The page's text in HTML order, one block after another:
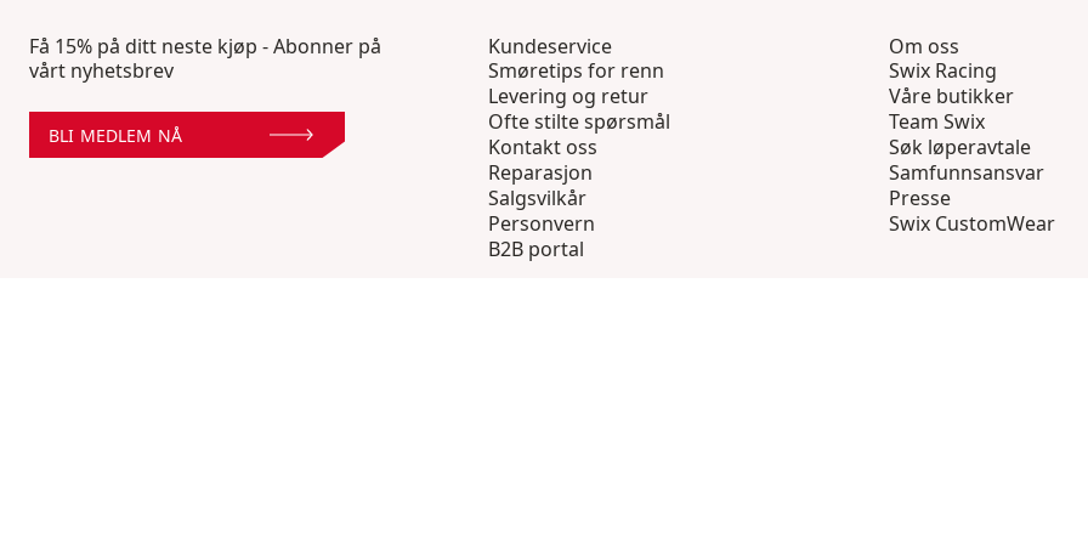
Få 15% på ditt neste kjøp - Abonner på
vårt nyhetsbrev
BLI MEDLEM NÅ
Kundeservice
Smøretips for renn
Levering og retur
Ofte stilte spørsmål
Kontakt oss
Reparasjon
Salgsvilkår
Personvern
B2B portal
Om oss
Swix Racing
Våre butikker
Team Swix
Søk løperavtale
Samfunnsansvar
Presse
Swix CustomWear